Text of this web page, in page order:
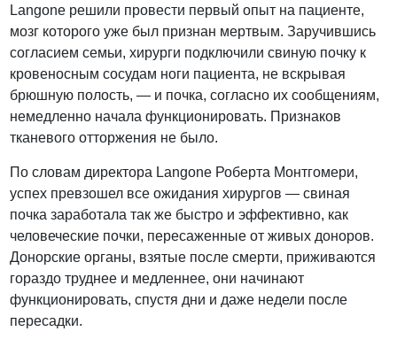
Langone решили провести первый опыт на пациенте,
мозг которого уже был признан мертвым. Заручившись
согласием семьи, хирурги подключили свиную почку к
кровеносным сосудам ноги пациента, не вскрывая
брюшную полость, — и почка, согласно их сообщениям,
немедленно начала функционировать. Признаков
тканевого отторжения не было.
По словам директора Langone Роберта Монтгомери,
успех превзошел все ожидания хирургов — свиная
почка заработала так же быстро и эффективно, как
человеческие почки, пересаженные от живых доноров.
Донорские органы, взятые после смерти, приживаются
гораздо труднее и медленнее, они начинают
функционировать, спустя дни и даже недели после
пересадки.